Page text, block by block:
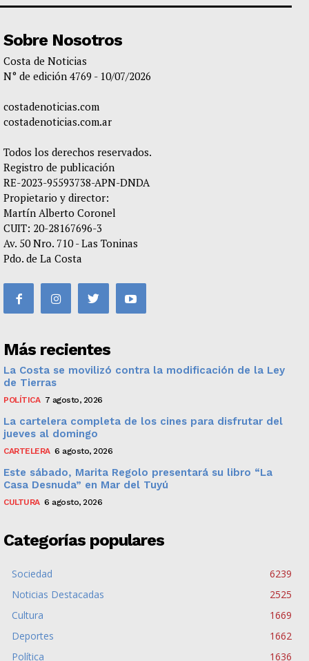
Sobre Nosotros
Costa de Noticias
N° de edición 4769 - 10/07/2026
costadenoticias.com
costadenoticias.com.ar
Todos los derechos reservados.
Registro de publicación
RE-2023-95593738-APN-DNDA
Propietario y director:
Martín Alberto Coronel
CUIT: 20-28167696-3
Av. 50 Nro. 710 - Las Toninas
Pdo. de La Costa
Más recientes
La Costa se movilizó contra la modificación de la Ley
de Tierras
POLÍTICA 7 agosto, 2026
La cartelera completa de los cines para disfrutar del
jueves al domingo
CARTELERA 6 agosto, 2026
Este sábado, Marita Regolo presentará su libro “La
Casa Desnuda” en Mar del Tuyú
CULTURA 6 agosto, 2026
Categorías populares
Sociedad
6239
Noticias Destacadas
2525
Cultura
1669
Deportes
1662
Política
1636